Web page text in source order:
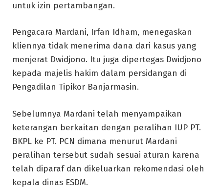
untuk izin pertambangan.
Pengacara Mardani, Irfan Idham, menegaskan
kliennya tidak menerima dana dari kasus yang
menjerat Dwidjono. Itu juga dipertegas Dwidjono
kepada majelis hakim dalam persidangan di
Pengadilan Tipikor Banjarmasin.
Sebelumnya Mardani telah menyampaikan
keterangan berkaitan dengan peralihan IUP PT.
BKPL ke PT. PCN dimana menurut Mardani
peralihan tersebut sudah sesuai aturan karena
telah diparaf dan dikeluarkan rekomendasi oleh
kepala dinas ESDM.